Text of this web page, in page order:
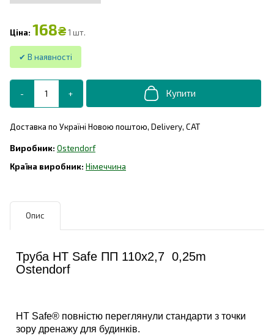
168₴1 шт.
Доставка по Україні Новою поштою, Delivery, САТ
Ostendorf
Німеччина
Опис
Труба HT Safe ПП 110х2,7 0,25m
Ostendorf
HT Safe® повністю переглянули стандарти з точки
зору дренажу для будинків.